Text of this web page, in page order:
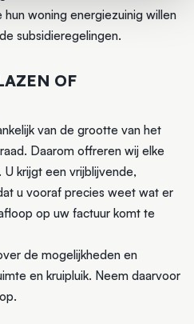
woning energiezuinig willen
subsidieregelingen.
OF
van de grootte van het
Daarom offreren wij elke
krijgt een vrijblijvende,
u vooraf precies weet wat er
op uw factuur komt te
de mogelijkheden en
en kruipluik. Neem daarvoor